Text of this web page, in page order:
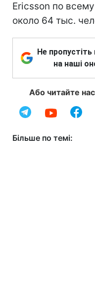
Ericsson по
около 64 тыс.
Не
на наші
Або читайте
Більше по темі: